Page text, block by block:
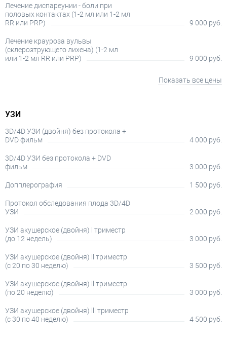
Лечение диспареунии - боли при
половых контактах (1-2 мл или 1-2 мл
RR или PRP)
9 000 руб.
Лечение крауроза вульвы
(склерозтрующего лихена) (1-2 мл
или 1-2 мл RR или PRP)
9 000 руб.
Показать все цены
УЗИ
3D/4D УЗИ (двойня) без протокола +
DVD фильм
4 000 руб.
3D/4D УЗИ без протокола + DVD
фильм
3 000 руб.
Допплерография 1 500 руб.
Протокол обследования плода 3D/4D
УЗИ
2 000 руб.
УЗИ акушерское (двойня) l триместр
(до 12 недель)
3 000 руб.
УЗИ акушерское (двойня) ll триместр
(с 20 по 30 неделю)
3 500 руб.
УЗИ акушерское (двойня) ll триместр
(по 20 неделю)
3 000 руб.
УЗИ акушерское (двойня) lll триместр
(с 30 по 40 неделю)
4 500 руб.